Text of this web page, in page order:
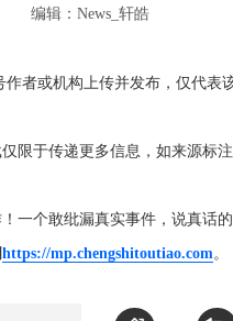
编辑：News_轩皓
作者或机构上传并发布，仅代
限于传递更多信息，如来源标
一个敢纰漏真实事件，说真话
https://mp.chengshitoutiao.com